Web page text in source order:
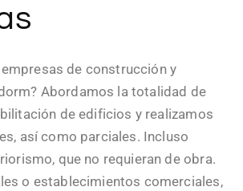
de construcción y
Abordamos la totalidad de
de edificios y realizamos
así como parciales. Incluso
que no requieran de obra.
o establecimientos comerciales,